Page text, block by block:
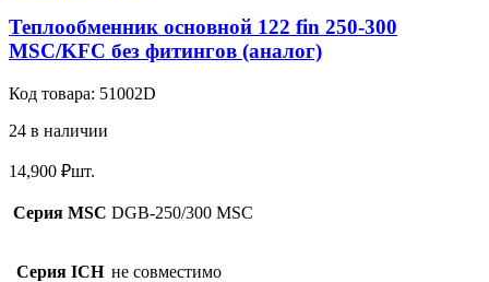
Теплообменник основной 122 fin 250-300
MSC/KFC без фитингов (аналог)
Код товара: 51002D
24 в наличии
14,900 ₽шт.
Серия MSC DGB-250/300 MSC
Серия ICH не совместимо